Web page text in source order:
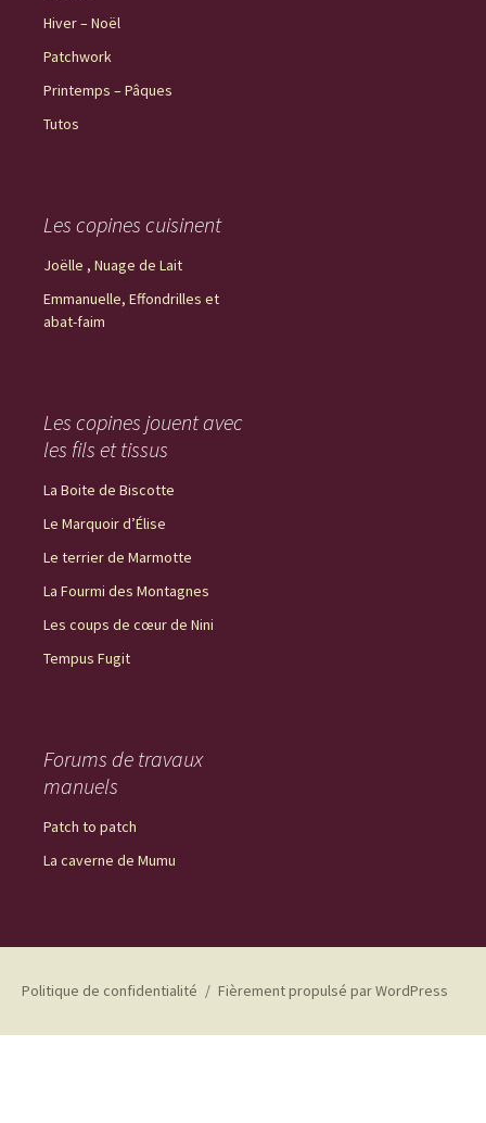
Hiver – Noël
Patchwork
Printemps – Pâques
Tutos
Les copines cuisinent
Joëlle , Nuage de Lait
Emmanuelle, Effondrilles et
abat-faim
Les copines jouent avec
les fils et tissus
La Boite de Biscotte
Le Marquoir d’Élise
Le terrier de Marmotte
La Fourmi des Montagnes
Les coups de cœur de Nini
Tempus Fugit
Forums de travaux
manuels
Patch to patch
La caverne de Mumu
Politique de confidentialité Fièrement propulsé par WordPress